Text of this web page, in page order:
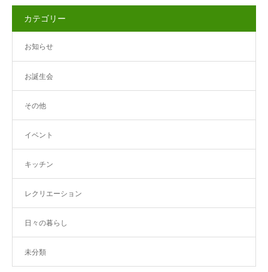
カテゴリー
お知らせ
お誕生会
その他
イベント
キッチン
レクリエーション
日々の暮らし
未分類